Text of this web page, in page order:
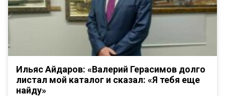
Ильяс Айдаров: «Валерий Герасимов долго
листал мой каталог и сказал: «Я тебя еще
найду»